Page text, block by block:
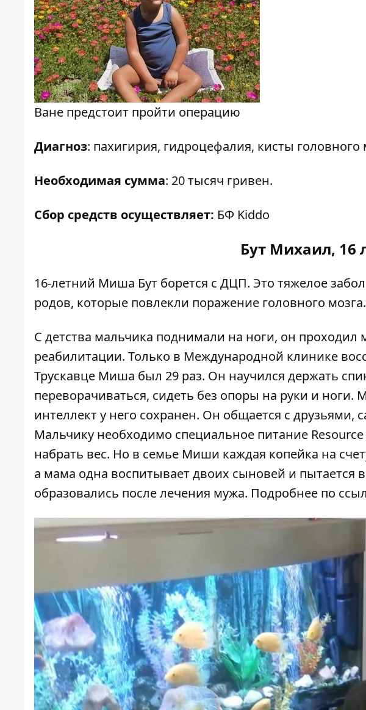
Ване предстоит пройти операцию
Диагноз: пахигирия, гидроцефалия, кисты головного
Необходимая сумма: 20 тысяч гривен.
Сбор средств осуществляет: БФ Kiddo
Бут Михаил, 16
16-летний Миша Бут борется с ДЦП. Это тяжелое
родов, которые повлекли поражение головного мозга.
С детства мальчика поднимали на ноги, он проходил
реабилитации. Только в Международной клинике
Трускавце Миша был 29 раз. Он научился держать
переворачиваться, сидеть без опоры на руки и ноги.
интеллект у него сохранен. Он общается с друзьями,
Мальчику необходимо специальное питание
набрать вес. Но в семье Миши каждая копейка на
а мама одна воспитывает двоих сыновей и пытается
образовались после лечения мужа. Подробнее по